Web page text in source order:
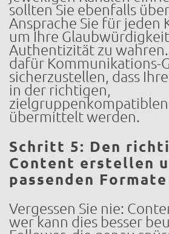
sollten Sie ebenfalls
Ansprache Sie für jeden
um Ihre
Authentizität zu wahren.
dafür Kommunikations-
sicherzustellen, dass
in der richtigen,
übermittelt werden.
Schritt 5: Den
Content erstellen
passenden
Vergessen Sie nie:
wer kann dies besser